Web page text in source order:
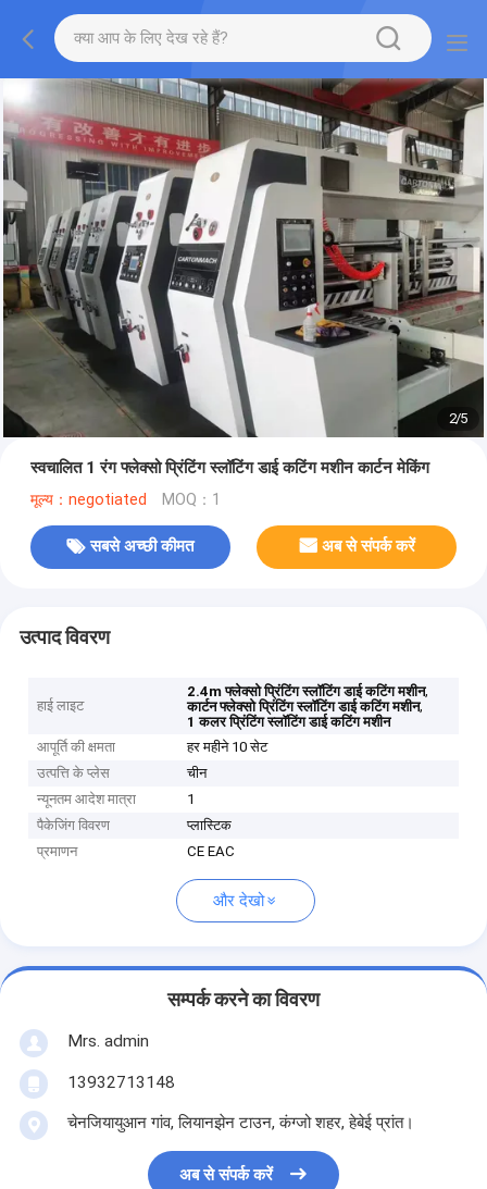
2/5
स्वचालित 1 रंग फ्लेक्सो प्रिंटिंग स्लॉटिंग डाई कटिंग मशीन कार्टन मेकिंग
मूल्य：negotiated MOQ：1
सबसे अच्छी कीमत अब से संपर्क करें
उत्पाद विवरण
हाई लाइट
2.4m फ्लेक्सो प्रिंटिंग स्लॉटिंग डाई कटिंग मशीन,
कार्टन फ्लेक्सो प्रिंटिंग स्लॉटिंग डाई कटिंग मशीन,
1 कलर प्रिंटिंग स्लॉटिंग डाई कटिंग मशीन
आपूर्ति की क्षमता
हर महीने 10 सेट
उत्पत्ति के प्लेस
चीन
न्यूनतम आदेश मात्रा
1
पैकेजिंग विवरण
प्लास्टिक
प्रमाणन
CE EAC
और देखो
सम्पर्क करने का विवरण
Mrs. admin
13932713148
चेनजियायुआन गांव, लियानझेन टाउन, कंग्जो शहर, हेबेई प्रांत।
अब से संपर्क करें